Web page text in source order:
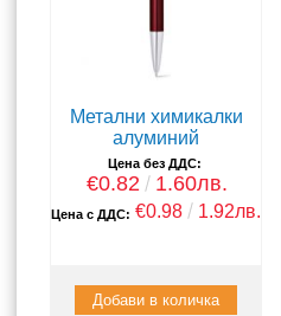
Метални химикалки
алуминий
Цена без ДДС:
€0.82 1.60лв.
Цена с ДДС: €0.98 1.92лв.